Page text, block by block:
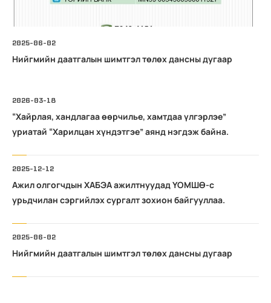
2025-06-02
Нийгмийн даатгалын шимтгэл төлөх дансны дугаар
2026-03-18
“Хайрлая, хандлагаа өөрчилье, хамтдаа үлгэрлэе”
уриатай “Харилцан хүндэтгэе” аянд нэгдэж байна.
2025-12-12
Ажил олгогчдын ХАБЭА ажилтнуудад ҮОМШӨ-с
урьдчилан сэргийлэх сургалт зохион байгууллаа.
2025-06-02
Нийгмийн даатгалын шимтгэл төлөх дансны дугаар